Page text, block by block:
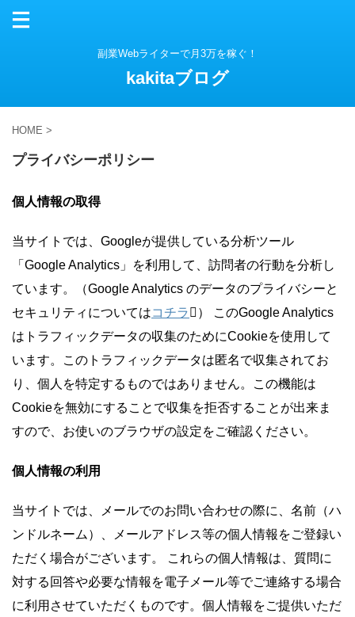
副業Webライターで月3万を稼ぐ！
kakitaブログ
HOME >
プライバシーポリシー
個人情報の取得
当サイトでは、Googleが提供している分析ツール
「Google Analytics」を利用して、訪問者の行動を分析し
ています。（Google Analytics のデータのプライバシーと
セキュリティについてはコチラ ） このGoogle Analytics
はトラフィックデータの収集のためにCookieを使用して
います。このトラフィックデータは匿名で収集されてお
り、個人を特定するものではありません。この機能は
Cookieを無効にすることで収集を拒否することが出来ま
すので、お使いのブラウザの設定をご確認ください。
個人情報の利用
当サイトでは、メールでのお問い合わせの際に、名前（ハ
ンドルネーム）、メールアドレス等の個人情報をご登録い
ただく場合がございます。 これらの個人情報は、質問に
対する回答や必要な情報を電子メール等でご連絡する場合
に利用させていただくものです。個人情報をご提供いただ